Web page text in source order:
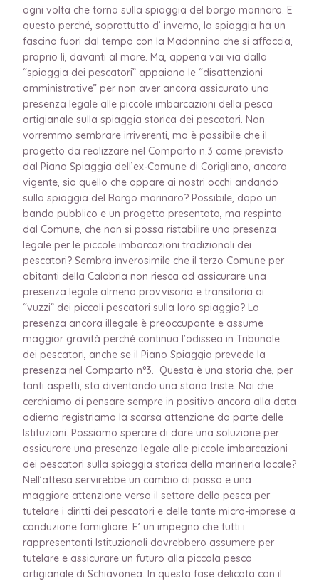
ogni volta che torna sulla spiaggia del borgo marinaro. E
questo perché, soprattutto d’ inverno, la spiaggia ha un
fascino fuori dal tempo con la Madonnina che si affaccia,
proprio lì, davanti al mare. Ma, appena vai via dalla
“spiaggia dei pescatori” appaiono le “disattenzioni
amministrative” per non aver ancora assicurato una
presenza legale alle piccole imbarcazioni della pesca
artigianale sulla spiaggia storica dei pescatori. Non
vorremmo sembrare irriverenti, ma è possibile che il
progetto da realizzare nel Comparto n.3 come previsto
dal Piano Spiaggia dell’ex-Comune di Corigliano, ancora
vigente, sia quello che appare ai nostri occhi andando
sulla spiaggia del Borgo marinaro? Possibile, dopo un
bando pubblico e un progetto presentato, ma respinto
dal Comune, che non si possa ristabilire una presenza
legale per le piccole imbarcazioni tradizionali dei
pescatori? Sembra inverosimile che il terzo Comune per
abitanti della Calabria non riesca ad assicurare una
presenza legale almeno provvisoria e transitoria ai
“vuzzi” dei piccoli pescatori sulla loro spiaggia? La
presenza ancora illegale è preoccupante e assume
maggior gravità perché continua l’odissea in Tribunale
dei pescatori, anche se il Piano Spiaggia prevede la
presenza nel Comparto n°3. Questa è una storia che, per
tanti aspetti, sta diventando una storia triste. Noi che
cerchiamo di pensare sempre in positivo ancora alla data
odierna registriamo la scarsa attenzione da parte delle
Istituzioni. Possiamo sperare di dare una soluzione per
assicurare una presenza legale alle piccole imbarcazioni
dei pescatori sulla spiaggia storica della marineria locale?
Nell’attesa servirebbe un cambio di passo e una
maggiore attenzione verso il settore della pesca per
tutelare i diritti dei pescatori e delle tante micro-imprese a
conduzione famigliare. E’ un impegno che tutti i
rappresentanti Istituzionali dovrebbero assumere per
tutelare e assicurare un futuro alla piccola pesca
artigianale di Schiavonea. In questa fase delicata con il